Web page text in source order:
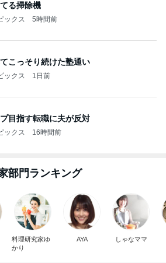
る掃除機
ックス 5時間前
こっそり続けた塾通い
ックス 1日前
目指す転職に夫が反対
ックス 16時間前
部門ランキング
料理研究家ゆ
かり
AYA しゃなママ